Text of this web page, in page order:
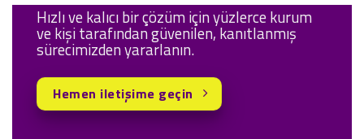
Hızlı ve kalıcı bir çözüm için yüzlerce kurum
ve kişi tarafından güvenilen, kanıtlanmış
sürecimizden yararlanın.
Hemen iletişime geçin